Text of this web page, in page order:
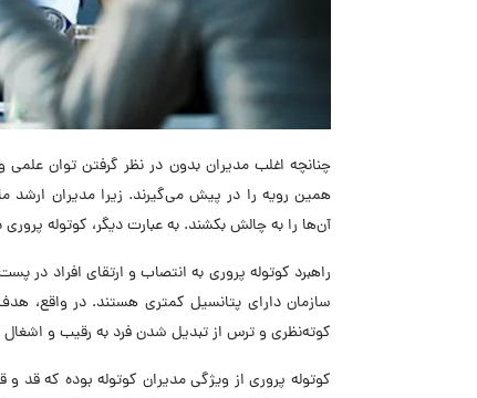
چنانچه اغلب مدیران بدون در نظر گرفتن توان
همین رویه را در پیش می‌گیرند. زیرا مدیران ارشد
آن‌ها را به چالش بکشند. به عبارت دیگر، کوتوله
راهبرد کوتوله پروری به انتصاب و ارتقای افراد در
سازمان دارای پتانسیل کمتری هستند. در واقع، هدف
کوته‌نظری و ترس از تبدیل شدن فرد به رقیب و
کوتوله پروری از ویژگی مدیران کوتوله بوده که قد